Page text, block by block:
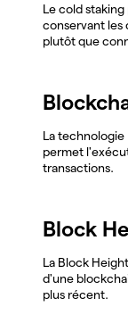
Le cold
conservant les
plutôt que
La technologie
permet
transactions.
Block
La Block
d'une
plus récent.